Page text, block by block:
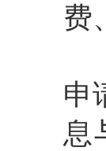
费
申
息